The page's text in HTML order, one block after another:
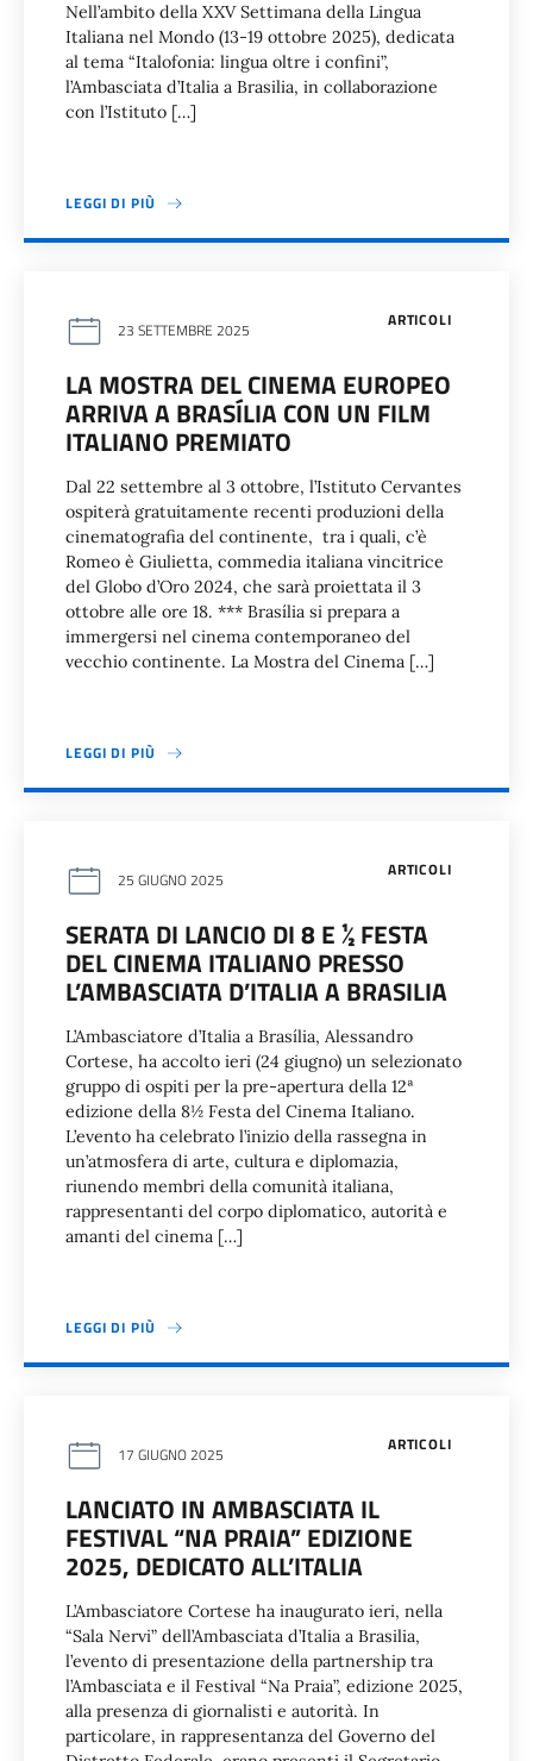
Nell’ambito della XXV Settimana della Lingua
Italiana nel Mondo (13-19 ottobre 2025), dedicata
al tema “Italofonia: lingua oltre i confini”,
l’Ambasciata d’Italia a Brasilia, in collaborazione
con l’Istituto […]
LEGGI DI PIÙ
ARTICOLI
23 SETTEMBRE 2025
LA MOSTRA DEL CINEMA EUROPEO
ARRIVA A BRASÍLIA CON UN FILM
ITALIANO PREMIATO
Dal 22 settembre al 3 ottobre, l’Istituto Cervantes
ospiterà gratuitamente recenti produzioni della
cinematografia del continente, tra i quali, c’è
Romeo è Giulietta, commedia italiana vincitrice
del Globo d’Oro 2024, che sarà proiettata il 3
ottobre alle ore 18. *** Brasília si prepara a
immergersi nel cinema contemporaneo del
vecchio continente. La Mostra del Cinema […]
LEGGI DI PIÙ
ARTICOLI
25 GIUGNO 2025
SERATA DI LANCIO DI 8 E ½ FESTA
DEL CINEMA ITALIANO PRESSO
L’AMBASCIATA D’ITALIA A BRASILIA
L’Ambasciatore d’Italia a Brasília, Alessandro
Cortese, ha accolto ieri (24 giugno) un selezionato
gruppo di ospiti per la pre-apertura della 12ª
edizione della 8½ Festa del Cinema Italiano.
L’evento ha celebrato l’inizio della rassegna in
un’atmosfera di arte, cultura e diplomazia,
riunendo membri della comunità italiana,
rappresentanti del corpo diplomatico, autorità e
amanti del cinema […]
LEGGI DI PIÙ
ARTICOLI
17 GIUGNO 2025
LANCIATO IN AMBASCIATA IL
FESTIVAL “NA PRAIA” EDIZIONE
2025, DEDICATO ALL’ITALIA
L’Ambasciatore Cortese ha inaugurato ieri, nella
“Sala Nervi” dell’Ambasciata d’Italia a Brasilia,
l’evento di presentazione della partnership tra
l’Ambasciata e il Festival “Na Praia”, edizione 2025,
alla presenza di giornalisti e autorità. In
particolare, in rappresentanza del Governo del